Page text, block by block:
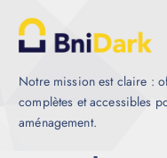
Notre mission est claire :
complètes et accessibles
aménagement.